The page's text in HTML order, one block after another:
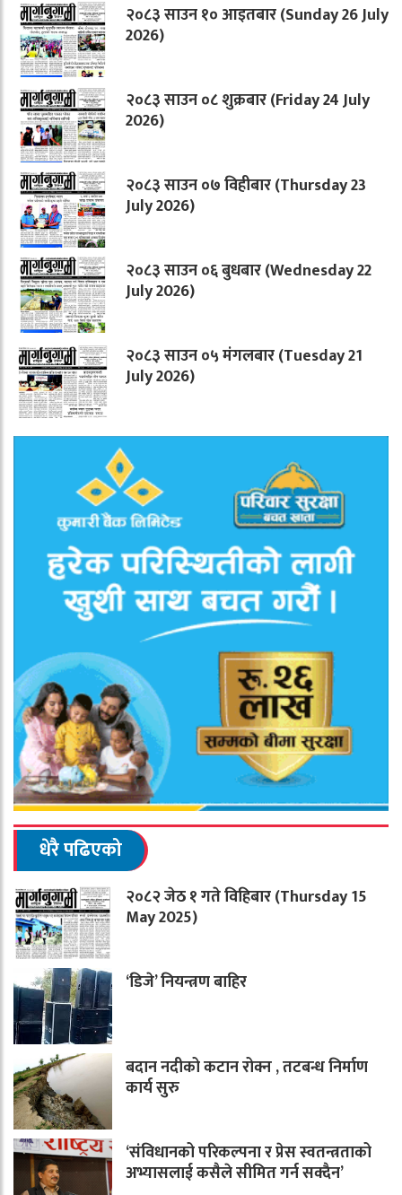
२०८३ साउन १० आइतबार (Sunday 26 July
2026)
२०८३ साउन ०८ शुक्रबार (Friday 24 July
2026)
२०८३ साउन ०७ विहीबार (Thursday 23
July 2026)
२०८३ साउन ०६ बुधबार (Wednesday 22
July 2026)
२०८३ साउन ०५ मंगलबार (Tuesday 21
July 2026)
धेरै पढिएको
२०८२ जेठ १ गते विहिबार (Thursday 15
May 2025)
‘डिजे’ नियन्त्रण बाहिर
बदान नदीको कटान रोक्न , तटबन्ध निर्माण
कार्य सुरु
‘संविधानको परिकल्पना र प्रेस स्वतन्त्रताको
अभ्यासलाई कसैले सीमित गर्न सक्दैन’